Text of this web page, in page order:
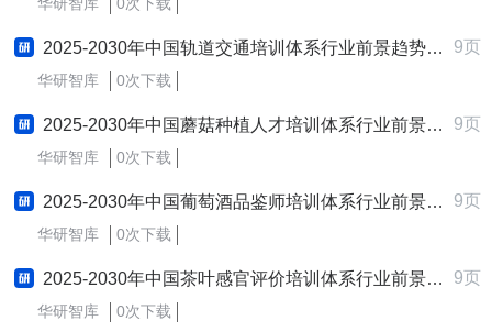
2025-2030年中国轨道交通培训体系行业前景趋势预测及发展战略咨询报告 9页
华研智库 0次下载
2025-2030年中国蘑菇种植人才培训体系行业前景趋势预测及发展战略咨询报告 9页
华研智库 0次下载
2025-2030年中国葡萄酒品鉴师培训体系行业前景趋势预测及发展战略咨询报告 9页
华研智库 0次下载
2025-2030年中国茶叶感官评价培训体系行业前景趋势预测及发展战略咨询报告 9页
华研智库 0次下载